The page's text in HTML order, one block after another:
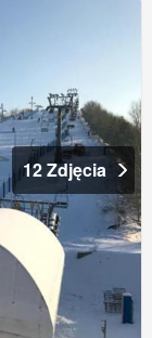
12 Zdjęcia